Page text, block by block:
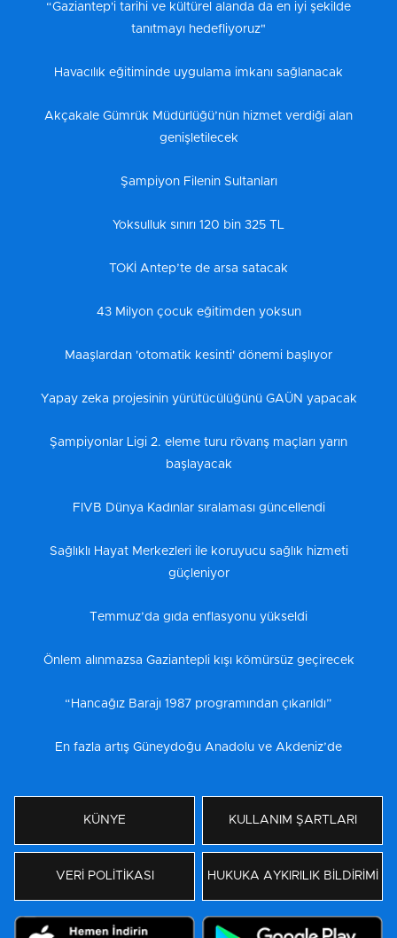
“Gaziantep'i tarihi ve kültürel alanda da en iyi şekilde
tanıtmayı hedefliyoruz"
Havacılık eğitiminde uygulama imkanı sağlanacak
Akçakale Gümrük Müdürlüğü’nün hizmet verdiği alan
genişletilecek
Şampiyon Filenin Sultanları
Yoksulluk sınırı 120 bin 325 TL
TOKİ Antep’te de arsa satacak
43 Milyon çocuk eğitimden yoksun
Maaşlardan 'otomatik kesinti' dönemi başlıyor
Yapay zeka projesinin yürütücülüğünü GAÜN yapacak
Şampiyonlar Ligi 2. eleme turu rövanş maçları yarın
başlayacak
FIVB Dünya Kadınlar sıralaması güncellendi
Sağlıklı Hayat Merkezleri ile koruyucu sağlık hizmeti
güçleniyor
Temmuz’da gıda enflasyonu yükseldi
Önlem alınmazsa Gaziantepli kışı kömürsüz geçirecek
“Hancağız Barajı 1987 programından çıkarıldı”
En fazla artış Güneydoğu Anadolu ve Akdeniz’de
KÜNYE KULLANIM ŞARTLARI
VERİ POLİTİKASI HUKUKA AYKIRILIK BİLDİRİMİ